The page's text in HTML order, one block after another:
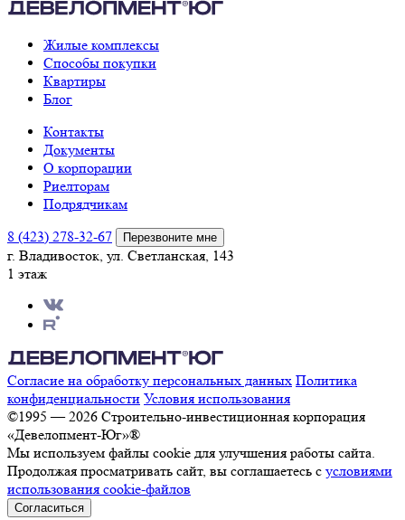
Жилые комплексы
Способы покупки
Квартиры
Блог
Контакты
Документы
О корпорации
Риелторам
Подрядчикам
8 (423) 278-32-67
Перезвоните мне
г. Владивосток, ул. Светланская, 143
1 этаж
Согласие на обработку персональных данных Политика
конфиденциальности Условия использования
©1995 — 2026 Строительно-инвестиционная корпорация
«Девелопмент-Юг»®
Мы используем файлы cookie для улучшения работы сайта.
Продолжая просматривать сайт, вы соглашаетесь с условиями
использования cookie-файлов
Согласиться